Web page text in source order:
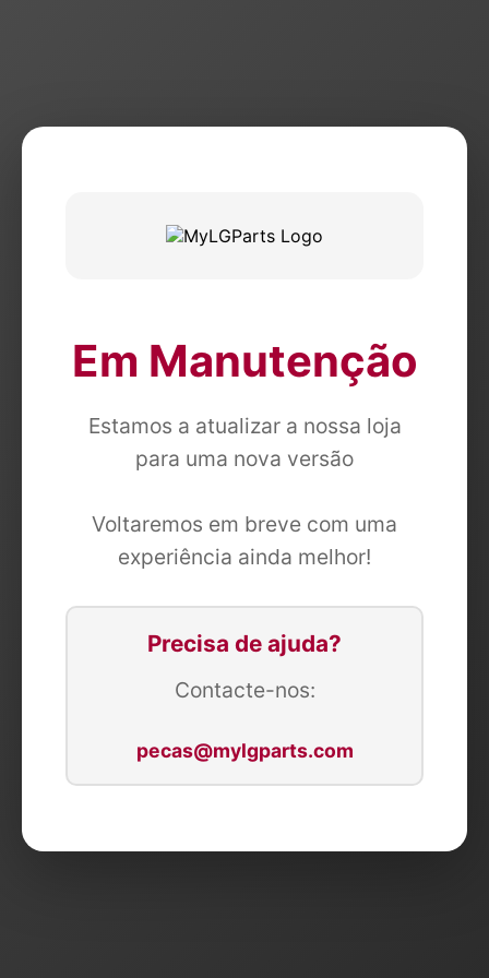
Em Manutenção
Estamos a atualizar a nossa loja
para uma nova versão
Voltaremos em breve com uma
experiência ainda melhor!
Precisa de ajuda?
Contacte-nos:
pecas@mylgparts.com